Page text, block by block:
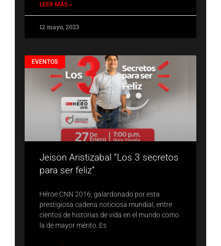
LEER MÁS »
12 mayo, 2023
EVENTOS
Jeison Aristizabal “Los 3 secretos
para ser feliz”
Héroe CNN 2016, galardonado por esta
prestigiosa cadena noticiosa mundial, entre
cientos de historias de vida en el mundo como
la de mayor mérito. Es